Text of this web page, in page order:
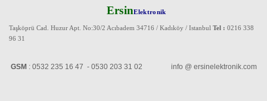
ErsinElektronik
Taşköprü Cad. Huzur Apt. No:30/2 Acıbadem 34716 / Kadıköy / Istanbul Tel : 0216 338
96 31
GSM : 0532 235 16 47 - 0530 203 31 02 info @ ersinelektronik.com